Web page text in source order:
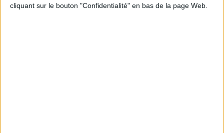
cliquant sur le bouton "Confidentialité" en bas de la page Web.